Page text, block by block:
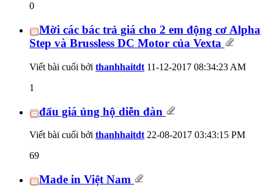
0
Mời các bác trả giá cho 2 em động cơ Alpha
Step và Brussless DC Motor của Vexta
Viết bài cuối bởi thanhhaitdt 11-12-2017 08:34:23 AM
1
đấu giá ủng hộ diễn đàn
Viết bài cuối bởi thanhhaitdt 22-08-2017 03:43:15 PM
69
Made in Việt Nam